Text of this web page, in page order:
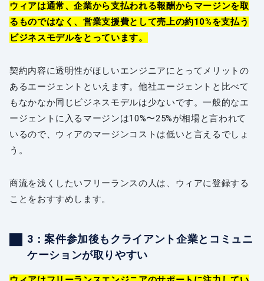
ウィアは通常、企業から支払われる報酬からマージンを取
るものではなく、営業支援費として売上の約10%を支払う
ビジネスモデルをとっています。
契約内容に透明性がほしいエンジニアにとってメリットの
あるエージェントといえます。他社エージェントと比べて
もなかなか同じビジネスモデルは少ないです。一般的なエ
ージェントに入るマージンは10%〜25%が相場と言われて
いるので、ウィアのマージンコストは低いと言えるでしょ
う。
商流を浅くしたいフリーランスの人は、ウィアに登録する
ことをおすすめします。
3：案件参加後もクライアント企業とコミュニ
ケーションが取りやすい